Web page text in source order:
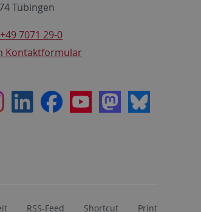
Tübingen
+49 7071 29-0
Kontaktformular
LinkedInFacebookYoutubeMastodon
Bluesky
RSS-Feed Shortcut Print